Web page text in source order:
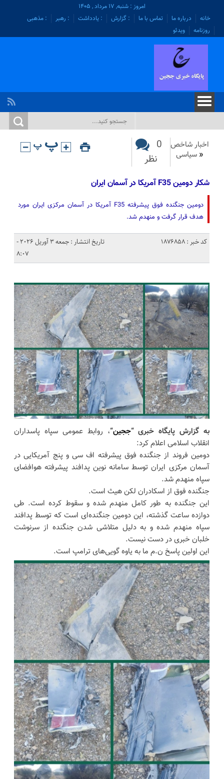
امروز : شنبه, ۱۷ مرداد , ۱۴۰۵
خانه
درباره ما تماس با ما : گزارش : یادداشت : رهبر
: مذهبی
روزنامه
ویدئو
اخبار شاخص
« سیاسی
0
نظر
شکار دومین F35 آمریکا در آسمان ایران
دومین جنگنده فوق پیشرفته F35 آمریکا در آسمان مرکزی ایران مورد
هدف قرار گرفت و منهدم شد.
کد خبر : 1876858
تاریخ انتشار : جمعه 3 آوریل 2026 -
8:07
به گزارش پایگاه خبری “ججین“، روابط عمومی سپاه پاسداران
انقلاب اسلامی اعلام کرد:
دومین فروند از جنگنده فوق پیشرفته اف سی و پنج آمریکایی در
آسمان مرکزی ایران توسط سامانه نوین پدافند پیشرفته هوافضای
سپاه منهدم شد.
جنگنده فوق از اسکادران لکن هیث است.
این جنگنده به طور کامل منهدم شده و سقوط کرده است. طی
دوازده ساعت گذشته، این دومین جنگنده‌‌ای است که توسط پدافند
سپاه منهدم شده و به دلیل متلاشی شدن جنگنده از سرنوشت
خلبان خبری در دست نیست.
این اولین پاسخ ن.م ما به یاوه گویی‌های ترامپ است.